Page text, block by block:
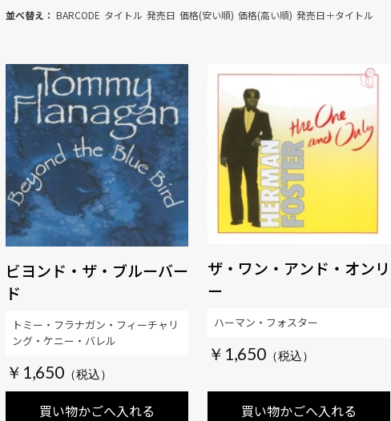
並べ替え： BARCODE タイトル 発売日 価格(安い順) 価格(高い順) 発売日＋タイトル
ビヨンド・ザ・ブルーバー
ド
￥1,650
買い物かごへ入れる
トミー・フラナガン・フィーチャリ
ング・ケニー・バレル
ザ・ワン・アンド・オンリ
ー
￥1,650
買い物かごへ入れる
ハーマン・フォスター